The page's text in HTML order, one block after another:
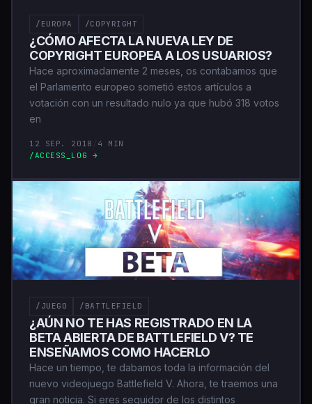
/EUROPA /COPYRIGHT
¿CÓMO AFECTA LA NUEVA LEY DE
COPYRIGHT EUROPEA A LOS USUARIOS?
Hace aproximadamente 2 meses, os contabamos que
el Parlamento europeo sometió estos artículos a
votación con un resultado nulo ya que hubó 318 votos
en
12 SEP. 2018
4 MIN
/ACCESS_LOG →
/JUEGO /BATTLEFIELD
¿AÚN NO TE HAS REGISTRADO EN LA
BETA ABIERTA DE BATTLEFIELD V? TE
ENSEÑAMOS COMO HACERLO
Hace un tiempo, te dabamos toda la información del
nuevo videojuego Battlefield V. Ahora, te traemos una
gran noticia. Si eres seguidor de los distintos